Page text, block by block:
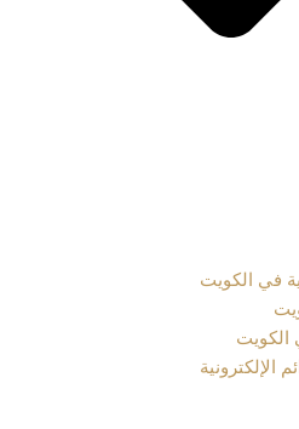
في الكويت
الكويت
الإلكترونية